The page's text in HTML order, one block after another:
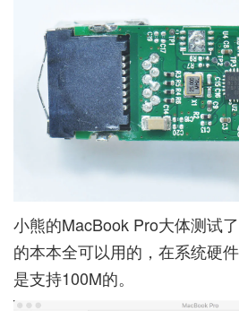
小熊的MacBook Pro大体测试
的本本全可以用的，在系统硬
是支持100M的。